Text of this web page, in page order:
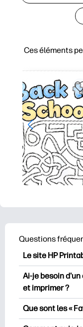
Ces éléments
Questions
Le site HP
HP Printables
documents
télécharger et
des pages de
fiches
Ai-je besoin
et imprimer ?
Vous pouvez
Que sont les «
Les favoris sont